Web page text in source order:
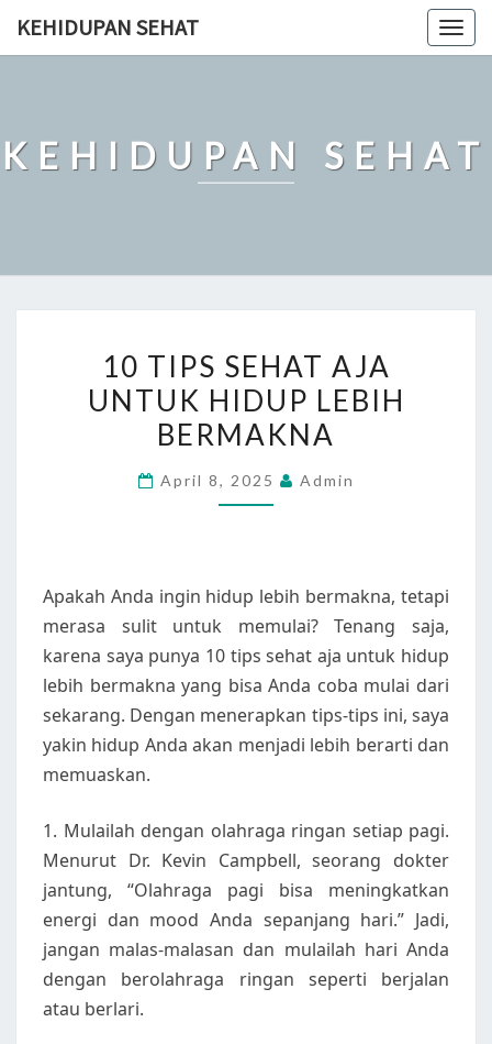
KEHIDUPAN SEHAT
KEHIDUPAN SEHAT
TIPS
SEHAT
AJA
HIDUP
10 TIPS SEHAT AJA
UNTUK HIDUP LEBIH
BERMAKNA
April 8, 2025 Admin
Apakah Anda ingin hidup lebih bermakna, tetapi
merasa sulit untuk memulai? Tenang saja,
karena saya punya 10 tips sehat aja untuk hidup
lebih bermakna yang bisa Anda coba mulai dari
sekarang. Dengan menerapkan tips-tips ini, saya
yakin hidup Anda akan menjadi lebih berarti dan
memuaskan.
1. Mulailah dengan olahraga ringan setiap pagi.
Menurut Dr. Kevin Campbell, seorang dokter
jantung, “Olahraga pagi bisa meningkatkan
energi dan mood Anda sepanjang hari.” Jadi,
jangan malas-malasan dan mulailah hari Anda
dengan berolahraga ringan seperti berjalan
atau berlari.